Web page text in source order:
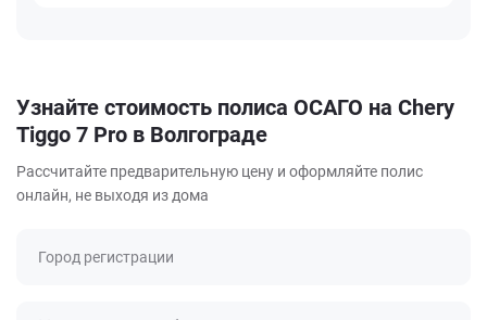
Узнайте стоимость полиса ОСАГО на Chery
Tiggo 7 Pro в Волгограде
Рассчитайте предварительную цену и оформляйте полис
онлайн, не выходя из дома
Город регистрации